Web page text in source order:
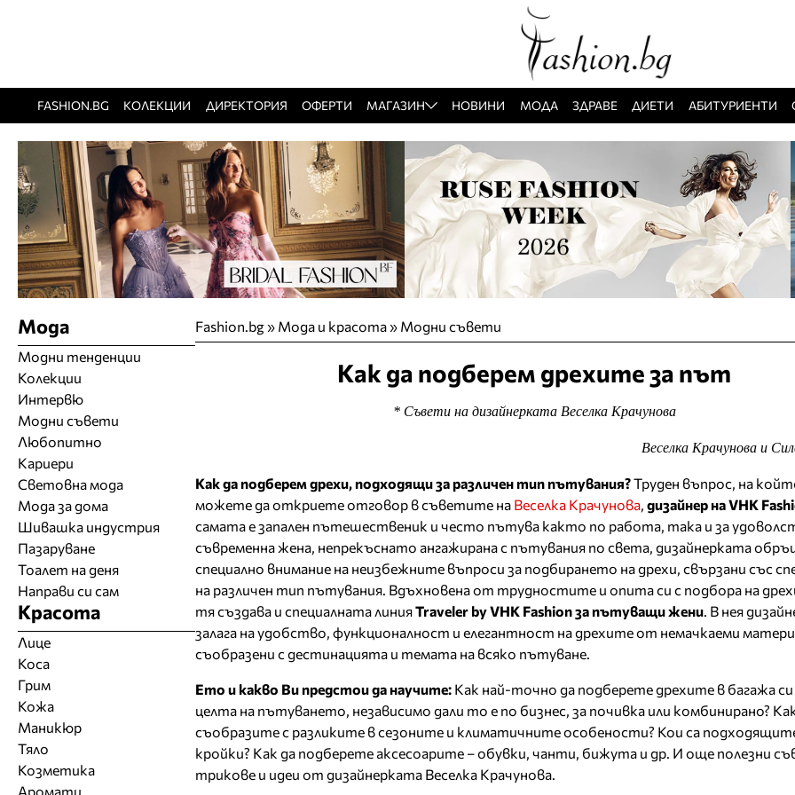
FASHION.BG КОЛЕКЦИИ ДИРЕКТОРИЯ ОФЕРТИ МАГАЗИН НОВИНИ МОДА ЗДРАВЕ ДИЕТИ АБИТУРИЕНТИ
Fashion.bg» Мода и красота» Модни съвети
Как да подберем дрехите за път
* Съвети на дизайнерката Веселка Крачунова
Веселка Крачунова и
Как да подберем дрехи, подходящи за различен тип пътувания?Труден въпрос, на
можете да откриете отговор в съветите на Весeлка Крачунова дизайнер на VHK
самата е запален пътешественик и често пътува както по работа, така и за
съвременна жена, непрекъснато ангажирана с пътувания по света, дизайнерката
специално внимание на неизбежните въпроси за подбирането на дрехи, свързани със
на различен тип пътувания. Вдъхновена от трудностите и опита си с подбора на
тя създава и специалната линияTraveler by VHK Fashion за пътуващи жени . В нея
залага на удобство, функционалност и елегантност на дрехите от немачкаеми
съобразени с дестинацията и темата на всяко пътуване.
Ето и какво Ви предстои да научите: Как най-точно да подберете дрехите в багажа
целта на пътуването, независимо дали то е по бизнес, за почивка или комбинирано?
съобразите с разликите в сезоните и климатичните особености? Кои са
кройки? Как да подберете аксесоарите – обувки, чанти, бижута и др. И още полезни
трикове и идеи от дизайнерката Веселка Крачунова.
Мода
Модни тенденции
Колекции
Интервю
Модни съвети
Любопитно
Кариери
Световна мода
Мода за дома
Шивашка индустрия
Пазаруване
Тоалет на деня
Направи си сам
Красота
Лице
Коса
Грим
Кожа
Маникюр
Тяло
Козметика
Аромати